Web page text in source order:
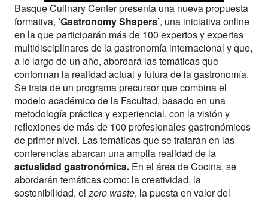
Basque Culinary Center presenta una nueva propuesta
formativa, ‘Gastronomy Shapers’, una iniciativa online
en la que participarán más de 100 expertos y expertas
multidisciplinares de la gastronomía internacional y que,
a lo largo de un año, abordará las temáticas que
conforman la realidad actual y futura de la gastronomía.
Se trata de un programa precursor que combina el
modelo académico de la Facultad, basado en una
metodología práctica y experiencial, con la visión y
reflexiones de más de 100 profesionales gastronómicos
de primer nivel. Las temáticas que se tratarán en las
conferencias abarcan una amplia realidad de la
actualidad gastronómica. En el área de Cocina, se
abordarán temáticas como: la creatividad, la
sostenibilidad, el zero waste, la puesta en valor del